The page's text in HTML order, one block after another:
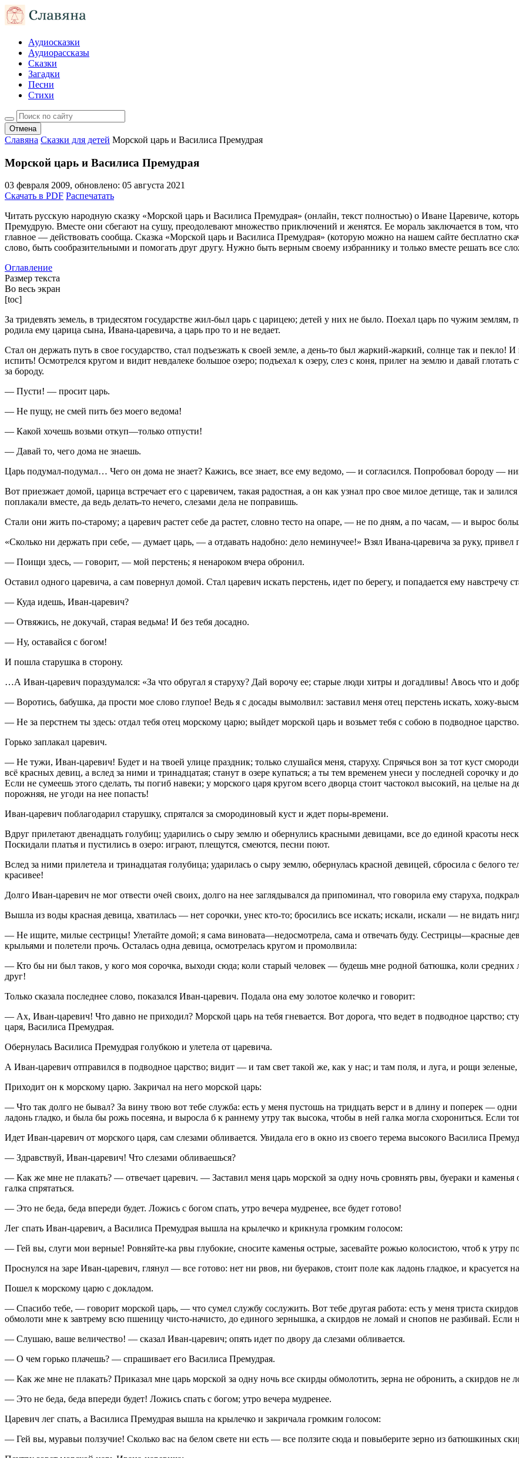
Аудиосказки
Аудиорассказы
Сказки
Загадки
Песни
Стихи
Отмена
Славяна Сказки для детей Морской царь и Василиса Премудрая
Морской царь и Василиса Премудрая
03 февраля 2009, обновлено: 05 августа 2021
Скачать в PDF Распечатать
Читать русскую народную сказку «Морской царь и Василиса Премудрая» (онлайн, текст полностью) о Иване Царевиче,
Премудрую. Вместе они сбегают на сушу, преодолевают множество приключений и женятся. Ее мораль заключается в том,
главное — действовать сообща. Сказка «Морской царь и Василиса Премудрая» (которую можно на нашем сайте бесплатно
слово, быть сообразительными и помогать друг другу. Нужно быть верным своему избраннику и только вместе решать все
Оглавление
Размер текста
Во весь экран
[toc]
За тридевять земель, в тридесятом государстве жил-был царь с царицею; детей у них не было. Поехал царь по чужим
родила ему царица сына, Ивана-царевича, а царь про то и не ведает.
Стал он держать путь в свое государство, стал подъезжать к своей земле, а день-то был жаркий-жаркий, солнце так и пекло!
испить! Осмотрелся кругом и видит невдалеке большое озеро; подъехал к озеру, слез с коня, прилег на землю и давай
за бороду.
— Пусти! — просит царь.
— Не пущу, не смей пить без моего ведома!
— Какой хочешь возьми откуп—только отпусти!
— Давай то, чего дома не знаешь.
Царь подумал-подумал… Чего он дома не знает? Кажись, все знает, все ему ведомо, — и согласился. Попробовал бороду —
Вот приезжает домой, царица встречает его с царевичем, такая радостная, а он как узнал про свое милое детище, так и
поплакали вместе, да ведь делать-то нечего, слезами дела не поправишь.
Стали они жить по-старому; а царевич растет себе да растет, словно тесто на опаре, — не по дням, а по часам, — и вырос
«Сколько ни держать при себе, — думает царь, — а отдавать надобно: дело неминучее!» Взял Ивана-царевича за руку, привел
— Поищи здесь, — говорит, — мой перстень; я ненароком вчера обронил.
Оставил одного царевича, а сам повернул домой. Стал царевич искать перстень, идет по берегу, и попадается ему навстречу
— Куда идешь, Иван-царевич?
— Отвяжись, не докучай, старая ведьма! И без тебя досадно.
— Ну, оставайся с богом!
И пошла старушка в сторону.
…А Иван-царевич пораздумался: «За что обругал я старуху? Дай ворочу ее; старые люди хитры и догадливы! Авось что и
— Воротись, бабушка, да прости мое слово глупое! Ведь я с досады вымолвил: заставил меня отец перстень искать, хожу-
— Не за перстнем ты здесь: отдал тебя отец морскому царю; выйдет морской царь и возьмет тебя с собою в подводное царство.
Горько заплакал царевич.
— Не тужи, Иван-царевич! Будет и на твоей улице праздник; только слушайся меня, старуху. Спрячься вон за тот куст
всё красных девиц, а вслед за ними и тринадцатая; станут в озере купаться; а ты тем временем унеси у последней сорочку и
Если не сумеешь этого сделать, ты погиб навеки; у морского царя кругом всего дворца стоит частокол высокий, на целые на
порожняя, не угоди на нее попасть!
Иван-царевич поблагодарил старушку, спрятался за смородиновый куст и ждет поры-времени.
Вдруг прилетают двенадцать голубиц; ударились о сыру землю и обернулись красными девицами, все до единой красоты
Поскидали платья и пустились в озеро: играют, плещутся, смеются, песни поют.
Вслед за ними прилетела и тринадцатая голубица; ударилась о сыру землю, обернулась красной девицей, сбросила с белого
красивее!
Долго Иван-царевич не мог отвести очей своих, долго на нее заглядывался да припоминал, что говорила ему старуха,
Вышла из воды красная девица, хватилась — нет сорочки, унес кто-то; бросились все искать; искали, искали — не видать
— Не ищите, милые сестрицы! Улетайте домой; я сама виновата—недосмотрела, сама и отвечать буду. Сестрицы—красные
крыльями и полетели прочь. Осталась одна девица, осмотрелась кругом и промолвила:
— Кто бы ни был таков, у кого моя сорочка, выходи сюда; коли старый человек — будешь мне родной батюшка, коли
друг!
Только сказала последнее слово, показался Иван-царевич. Подала она ему золотое колечко и говорит:
— Ах, Иван-царевич! Что давно не приходил? Морской царь на тебя гневается. Вот дорога, что ведет в подводное царство;
царя, Василиса Премудрая.
Обернулась Василиса Премудрая голубкою и улетела от царевича.
А Иван-царевич отправился в подводное царство; видит — и там свет такой же, как у нас; и там поля, и луга, и рощи
Приходит он к морскому царю. Закричал на него морской царь:
— Что так долго не бывал? За вину твою вот тебе служба: есть у меня пустошь на тридцать верст и в длину и поперек —
ладонь гладко, и была бы рожь посеяна, и выросла б к раннему утру так высока, чтобы в ней галка могла схорониться. Если
Идет Иван-царевич от морского царя, сам слезами обливается. Увидала его в окно из своего терема высокого Василиса
— Здравствуй, Иван-царевич! Что слезами обливаешься?
— Как же мне не плакать? — отвечает царевич. — Заставил меня царь морской за одну ночь сровнять рвы, буераки и каменья
галка спрятаться.
— Это не беда, беда впереди будет. Ложись с богом спать, утро вечера мудренее, все будет готово!
Лег спать Иван-царевич, а Василиса Премудрая вышла на крылечко и крикнула громким голосом:
— Гей вы, слуги мои верные! Ровняйте-ка рвы глубокие, сносите каменья острые, засевайте рожью колосистою, чтоб к утру
Проснулся на заре Иван-царевич, глянул — все готово: нет ни рвов, ни буераков, стоит поле как ладонь гладкое, и красуется
Пошел к морскому царю с докладом.
— Спасибо тебе, — говорит морской царь, — что сумел службу сослужить. Вот тебе другая работа: есть у меня триста
обмолоти мне к завтрему всю пшеницу чисто-начисто, до единого зернышка, а скирдов не ломай и снопов не разбивай. Если
— Слушаю, ваше величество! — сказал Иван-царевич; опять идет по двору да слезами обливается.
— О чем горько плачешь? — спрашивает его Василиса Премудрая.
— Как же мне не плакать? Приказал мне царь морской за одну ночь все скирды обмолотить, зерна не обронить, а скирдов не
— Это не беда, беда впереди будет! Ложись спать с богом; утро вечера мудренее.
Царевич лег спать, а Василиса Премудрая вышла на крылечко и закричала громким голосом:
— Гей вы, муравьи ползучие! Сколько вас на белом свете ни есть — все ползите сюда и повыберите зерно из батюшкиных